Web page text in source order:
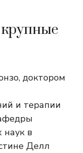
доктором
и терапии
наук в
Делл